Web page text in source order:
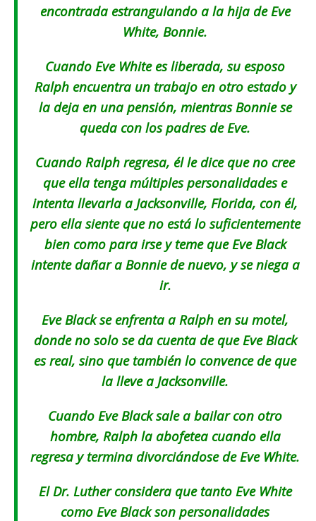
encontrada estrangulando a la hija de Eve
White, Bonnie.
Cuando Eve White es liberada, su esposo
Ralph encuentra un trabajo en otro estado y
la deja en una pensión, mientras Bonnie se
queda con los padres de Eve.
Cuando Ralph regresa, él le dice que no cree
que ella tenga múltiples personalidades e
intenta llevarla a Jacksonville, Florida, con él,
pero ella siente que no está lo suficientemente
bien como para irse y teme que Eve Black
intente dañar a Bonnie de nuevo, y se niega a
ir.
Eve Black se enfrenta a Ralph en su motel,
donde no solo se da cuenta de que Eve Black
es real, sino que también lo convence de que
la lleve a Jacksonville.
Cuando Eve Black sale a bailar con otro
hombre, Ralph la abofetea cuando ella
regresa y termina divorciándose de Eve White.
El Dr. Luther considera que tanto Eve White
como Eve Black son personalidades